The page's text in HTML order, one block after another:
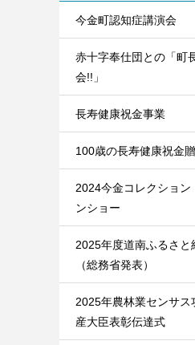
今金町認知症講演会
赤十字奉仕団との「町
会!!」
長寿健康祝金事業
100歳の長寿健康祝金
2024今金コレクション
ンショー
2025年度道南ふるさと
（総務省発表）
2025年農林業センサス
産大臣表彰伝達式